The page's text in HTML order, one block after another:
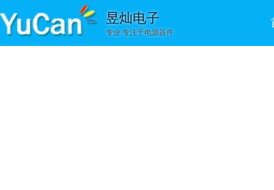
昱灿电子
专业 专注于电源器件